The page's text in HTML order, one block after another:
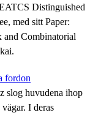
Distinguished
med sitt Paper:
Combinatorial
fordon
slog huvudena ihop
I deras